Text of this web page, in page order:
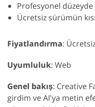
Profesyonel
Ücretsiz sürümün
Fiyatlandırma:
Uyumluluk: Web
Genel bakış: Creative
girdim ve AI'ya metin